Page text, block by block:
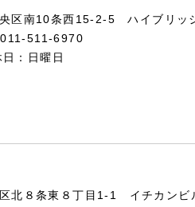
区南10条西15-2-5 ハイブリッ
511-6970
：日曜日
北８条東８丁目1-1 イチカンビ